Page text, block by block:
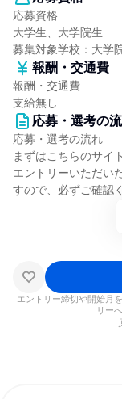
応募資格
大学生、大学院生
募集対象学校：大学
報酬・交通費
報酬・交通費
支給無し
応募・選考の
応募・選考の流れ
まずはこちらのサイ
エントリーいただい
すので、必ずご確認
エントリー締切や開始月
リー